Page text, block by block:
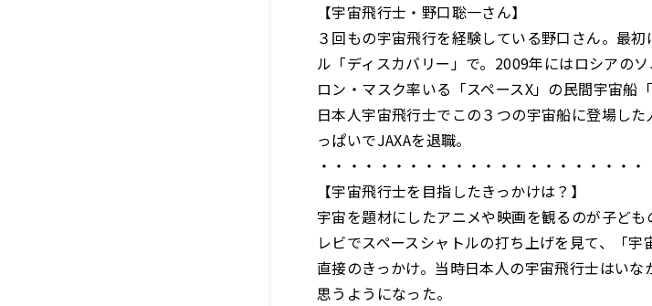
【宇宙飛行士・野口聡一さん】
３回もの宇宙飛行を経験している野口さん。最
ル「ディスカバリー」で。2009年にはロシアの
ロン・マスク率いる「スペースX」の民間宇宙船
日本人宇宙飛行士でこの３つの宇宙船に登場し
っぱいでJAXAを退職。
・・・・・・・・・・・・・・・・・・・・・
【宇宙飛行士を目指したきっかけは？】
宇宙を題材にしたアニメや映画を観るのが子ど
レビでスペースシャトルの打ち上げを見て、「
直接のきっかけ。当時日本人の宇宙飛行士はい
思うようになった。